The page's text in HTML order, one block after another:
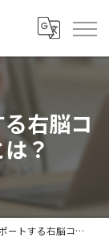
右脳コ
？
コーチングメソッドとは？